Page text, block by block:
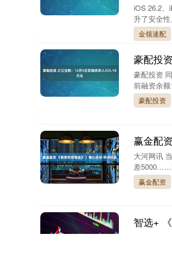
iOS 26.2
升了安全
金领速配
豪配投
豪配投资
前融资余
豪配投资
赢金配
大河网讯
差
赢金配资
智选+